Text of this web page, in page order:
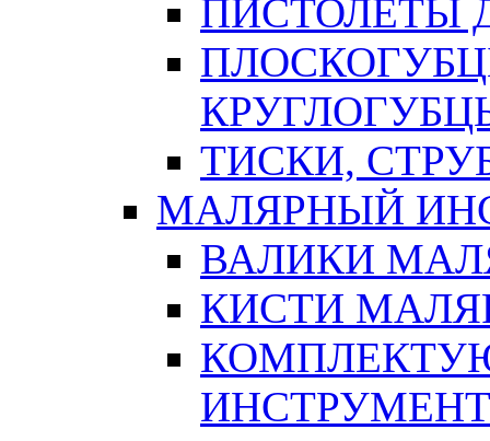
ПИСТОЛЕТЫ
ТИСКИ,
МАЛЯРНЫЙ
ВАЛИКИ
КИСТИ